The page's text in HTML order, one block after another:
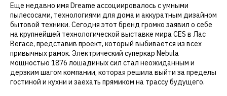
Еще недавно имя Dreame ассоциировалось с умными
пылесосами, технологиями для дома и аккуратным дизайном
бытовой техники. Сегодня этот бренд громко заявил о себе
на крупнейшей технологической выставке мира CES в Лас
Вегасе, представив проект, который выбивается из всех
привычных рамок. Электрический суперкар Nebula
мощностью 1876 лошадиных сил стал неожиданным и
дерзким шагом компании, которая решила выйти за пределы
гостиной и кухни и заехать прямиком на трассу будущего.